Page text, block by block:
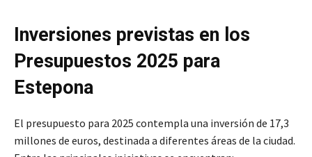
Inversiones previstas en los
Presupuestos 2025 para
Estepona
El presupuesto para 2025 contempla una inversión de 17,3
millones de euros, destinada a diferentes áreas de la ciudad.